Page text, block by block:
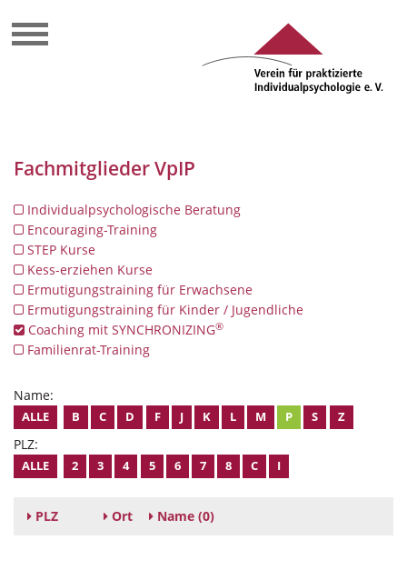
Fachmitglieder VpIP
Individualpsychologische Beratung
Encouraging-Training
STEP Kurse
Kess-erziehen Kurse
Ermutigungstraining für Erwachsene
Ermutigungstraining für Kinder / Jugendliche
Coaching mit SYNCHRONIZING®
Familienrat-Training
Name:
ALLE B C D F J K L M P S Z
PLZ:
ALLE 2 3 4 5 6 7 8 C I
PLZ Ort Name (0)